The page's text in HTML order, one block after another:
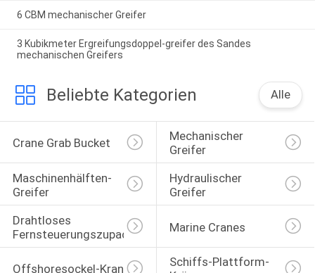
6 CBM mechanischer Greifer
3 Kubikmeter Ergreifungsdoppel-greifer des Sandes
mechanischen Greifers
Beliebte Kategorien Alle
Crane Grab Bucket
Mechanischer
Greifer
Maschinenhälften-
Greifer
Hydraulischer
Greifer
Drahtloses
Fernsteuerungszupacken
Marine Cranes
Offshoresockel-Kran
Schiffs-Plattform-